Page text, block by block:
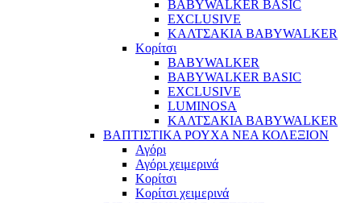
BABYWALKER BASIC
EXCLUSIVE
ΚΑΛΤΣΑΚΙΑ BABYWALKER
Κορίτσι
BABYWALKER
BABYWALKER BASIC
EXCLUSIVE
LUMINOSA
ΚΑΛΤΣΑΚΙΑ BABYWALKER
ΒΑΠΤΙΣΤΙΚΑ ΡΟΥΧΑ ΝΕΑ ΚΟΛΕΞΙΟΝ
Αγόρι
Αγόρι χειμερινά
Κορίτσι
Κορίτσι χειμερινά